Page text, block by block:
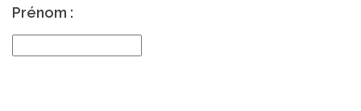
Prénom :